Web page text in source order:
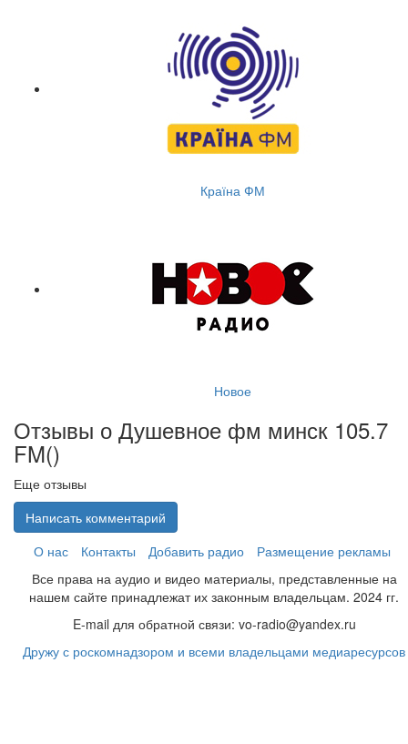
Країна ФМ
Новое
Отзывы о Душевное фм минск 105.7
FM()
Еще отзывы
Написать комментарий
О нас
Контакты Добавить радио
Размещение рекламы
Все права на аудио и видео материалы, представленные на
нашем сайте принадлежат их законным владельцам. 2024 гг.
E-mail для обратной связи: vo-radio@yandex.ru
Дружу с роскомнадзором и всеми владельцами медиаресурсов